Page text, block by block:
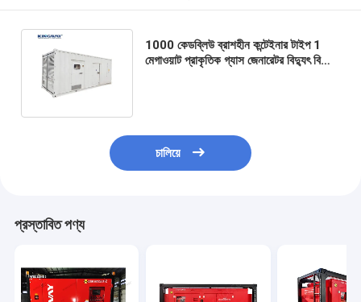
1000 কেডব্লিউ ব্রাশহীন কন্টেইনার টাইপ 1
মেগাওয়াট প্রাকৃতিক গ্যাস জেনারেটর বিদ্যুৎ বিদ্যুৎ
চালিয়ে
প্রস্তাবিত পণ্য